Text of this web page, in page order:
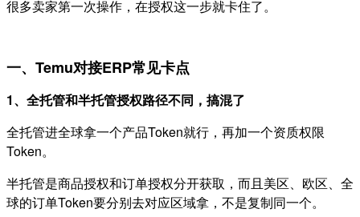
很多卖家第一次操作，在授权这一步就卡住了。
一、Temu对接ERP常见卡点
1、全托管和半托管授权路径不同，搞混了
全托管进全球拿一个产品Token就行，再加一个资质权限
Token。
半托管是商品授权和订单授权分开获取，而且美区、欧区、全
球的订单Token要分别去对应区域拿，不是复制同一个。